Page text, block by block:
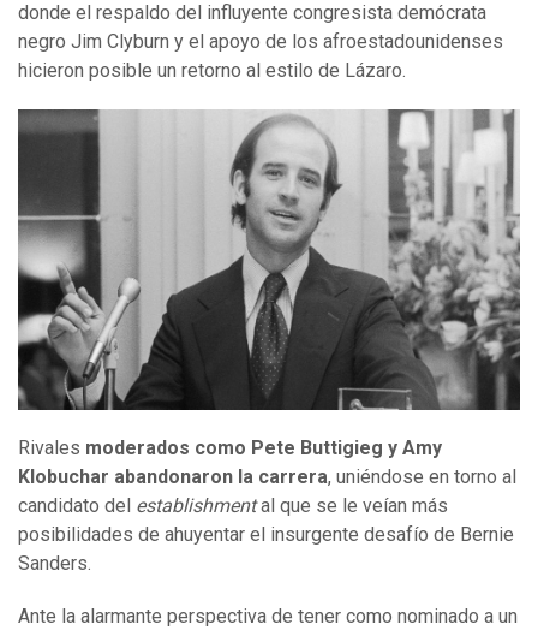
donde el respaldo del influyente congresista demócrata
negro Jim Clyburn y el apoyo de los afroestadounidenses
hicieron posible un retorno al estilo de Lázaro.
Rivales moderados como Pete Buttigieg y Amy
Klobuchar abandonaron la carrera, uniéndose en torno al
candidato del establishmental que se le veían más
posibilidades de ahuyentar el insurgente desafío de Bernie
Sanders.
Ante la alarmante perspectiva de tener como nominado a un